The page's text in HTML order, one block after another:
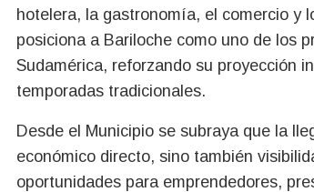
hotelera, la gastronomía, el comercio y
posiciona a Bariloche como uno de los
Sudamérica, reforzando su proyección
temporadas tradicionales.
Desde el Municipio se subraya que la
económico directo, sino también
oportunidades para emprendedores,